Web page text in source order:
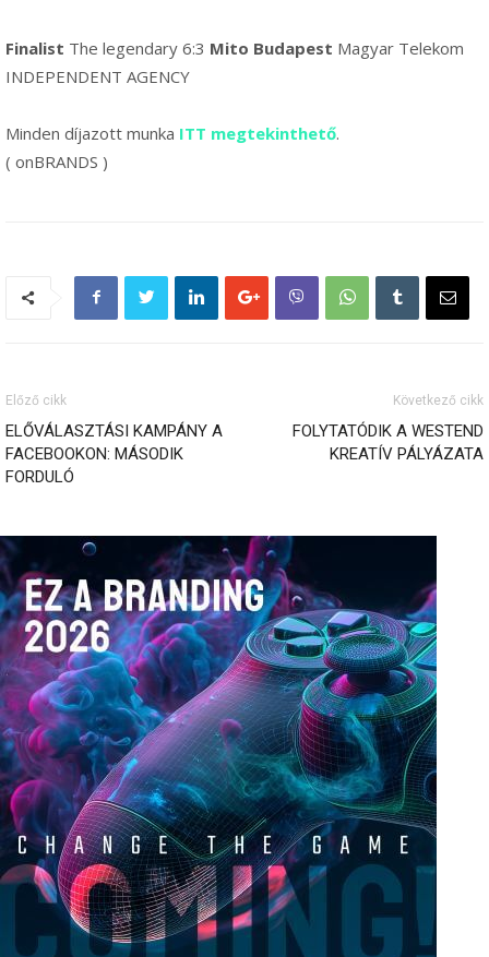
Finalist The legendary 6:3 Mito Budapest Magyar Telekom
INDEPENDENT AGENCY
Minden díjazott munka ITT megtekinthető.
( onBRANDS )
Előző cikk
ELŐVÁLASZTÁSI KAMPÁNY A
FACEBOOKON: MÁSODIK
FORDULÓ
Következő cikk
FOLYTATÓDIK A WESTEND
KREATÍV PÁLYÁZATA